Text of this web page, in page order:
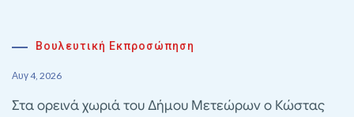
Βουλευτική Εκπροσώπηση
Αυγ 4, 2026
Στα ορεινά χωριά του Δήμου Μετεώρων ο Κώστας